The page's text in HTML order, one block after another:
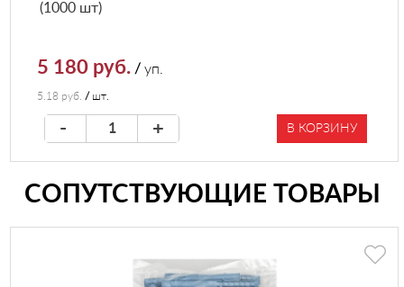
(1000 шт)
5 180 руб. /уп.
5.18 руб. / шт.
- + В КОРЗИНУ
СОПУТСТВУЮЩИЕ ТОВАРЫ